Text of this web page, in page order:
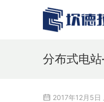
分布式电
2017年12月5日